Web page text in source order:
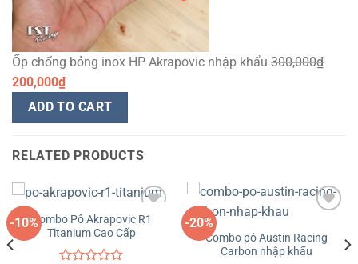
Ốp chống bỏng inox HP Akrapovic nhập khẩu 300,000₫
200,000₫
ADD TO CART
RELATED PRODUCTS
-10%Combo Pô Akrapovic R1
Titanium Cao Cấp
-20%
Yêu
thích
Combo pô Austin Racing
Carbon nhập khẩu